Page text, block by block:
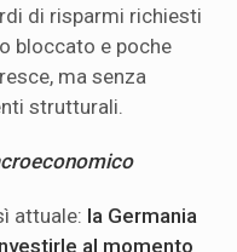
di risparmi richiesti
bloccato e poche
ma senza
strutturali.
attuale: la Germania
al momento